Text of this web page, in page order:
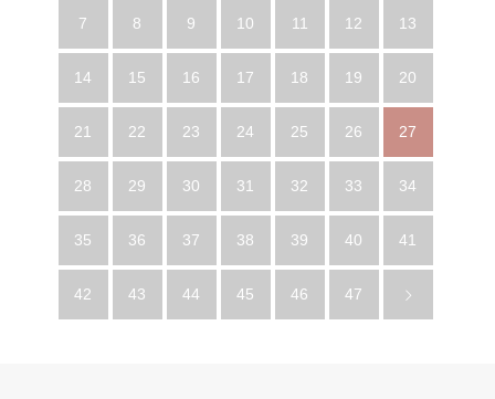
7 8 9 10 11 12 13
14 15 16 17 18 19 20
21 22 23 24 25 26 27
28 29 30 31 32 33 34
35 36 37 38 39 40 41
42 43 44 45 46 47